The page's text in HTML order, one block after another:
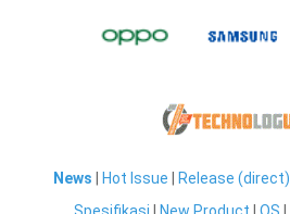
News Hot Issue Release (direct)